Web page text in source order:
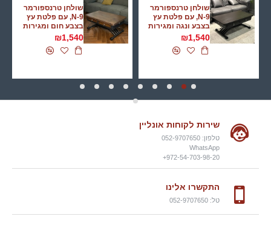
שולחן טרנספורמר
N-9, עם פלטת עץ
בצבע ונגה ומגירות
₪1,540
שולחן טרנספורמר
N-9, עם פלטת עץ
בצבע חום ומגירות
₪1,540
שירות לקוחות אונליין
טלפון: 052-9707650
WhatsApp
972-54-703-98-20+
התקשרו אלינו
טל: 052-9707650